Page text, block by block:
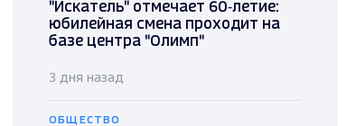
"Искатель" отмечает 60‑летие:
юбилейная смена проходит на
базе центра "Олимп"
3 дня назад
ОБЩЕСТВО